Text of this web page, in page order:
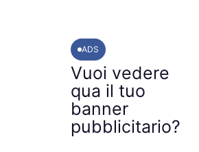
ADS
Vuoi vedere
qua il tuo
banner
pubblicitario?